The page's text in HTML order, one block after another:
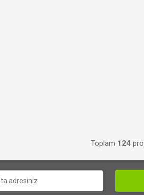
Toplam 124